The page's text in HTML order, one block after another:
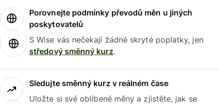
Porovnejte podmínky převodů měn u jiných
poskytovatelů
S Wise vás nečekají žádné skryté poplatky, jen
středový směnný kurz.
Sledujte směnný kurz v reálném čase
Uložte si své oblíbené měny a zjistěte, jak se